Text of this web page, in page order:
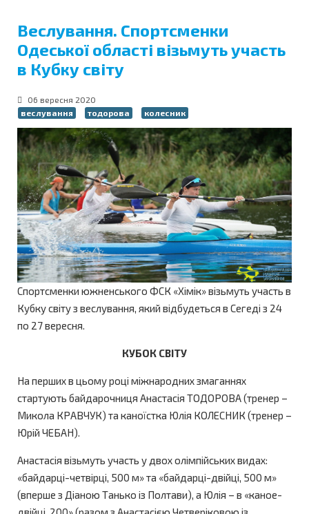
Веслування. Спортсменки
Одеської області візьмуть участь
в Кубку світу
06 вересня 2020
веслування
тодорова колесник
Спортсменки южненського ФСК «Хімік» візьмуть участь в
Кубку світу з веслування, який відбудеться в Сегеді з 24
по 27 вересня.
КУБОК СВІТУ
На перших в цьому році міжнародних змаганнях
стартують байдарочниця Анастасія ТОДОРОВА (тренер –
Микола КРАВЧУК) та каноїстка Юлія КОЛЕСНИК (тренер –
Юрій ЧЕБАН).
Анастасія візьмуть участь у двох олімпійських видах:
«байдарці-четвірці, 500 м» та «байдарці-двійці, 500 м»
(вперше з Діаною Танько із Полтави), а Юлія – в «каное-